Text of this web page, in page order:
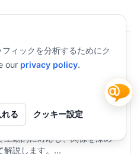
ジメント
主動的に対応し、関係を深め
解説します。...
ィックを分析するためにク
our privacy policy.
る クッキー設定